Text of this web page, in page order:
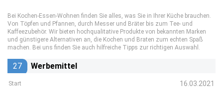
Bei Kochen-Essen-Wohnen finden Sie alles, was Sie in Ihrer Küche brauchen.
Von Töpfen und Pfannen, durch Messer und Bräter bis zum Tee- und
Kaffeezubehör. Wir bieten hochqualitative Produkte von bekannten Marken
und günstigere Alternativen an, die Kochen und Braten zum echten Spaß
machen. Bei uns finden Sie auch hilfreiche Tipps zur richtigen Auswahl.
27 Werbemittel
Start 16.03.2021